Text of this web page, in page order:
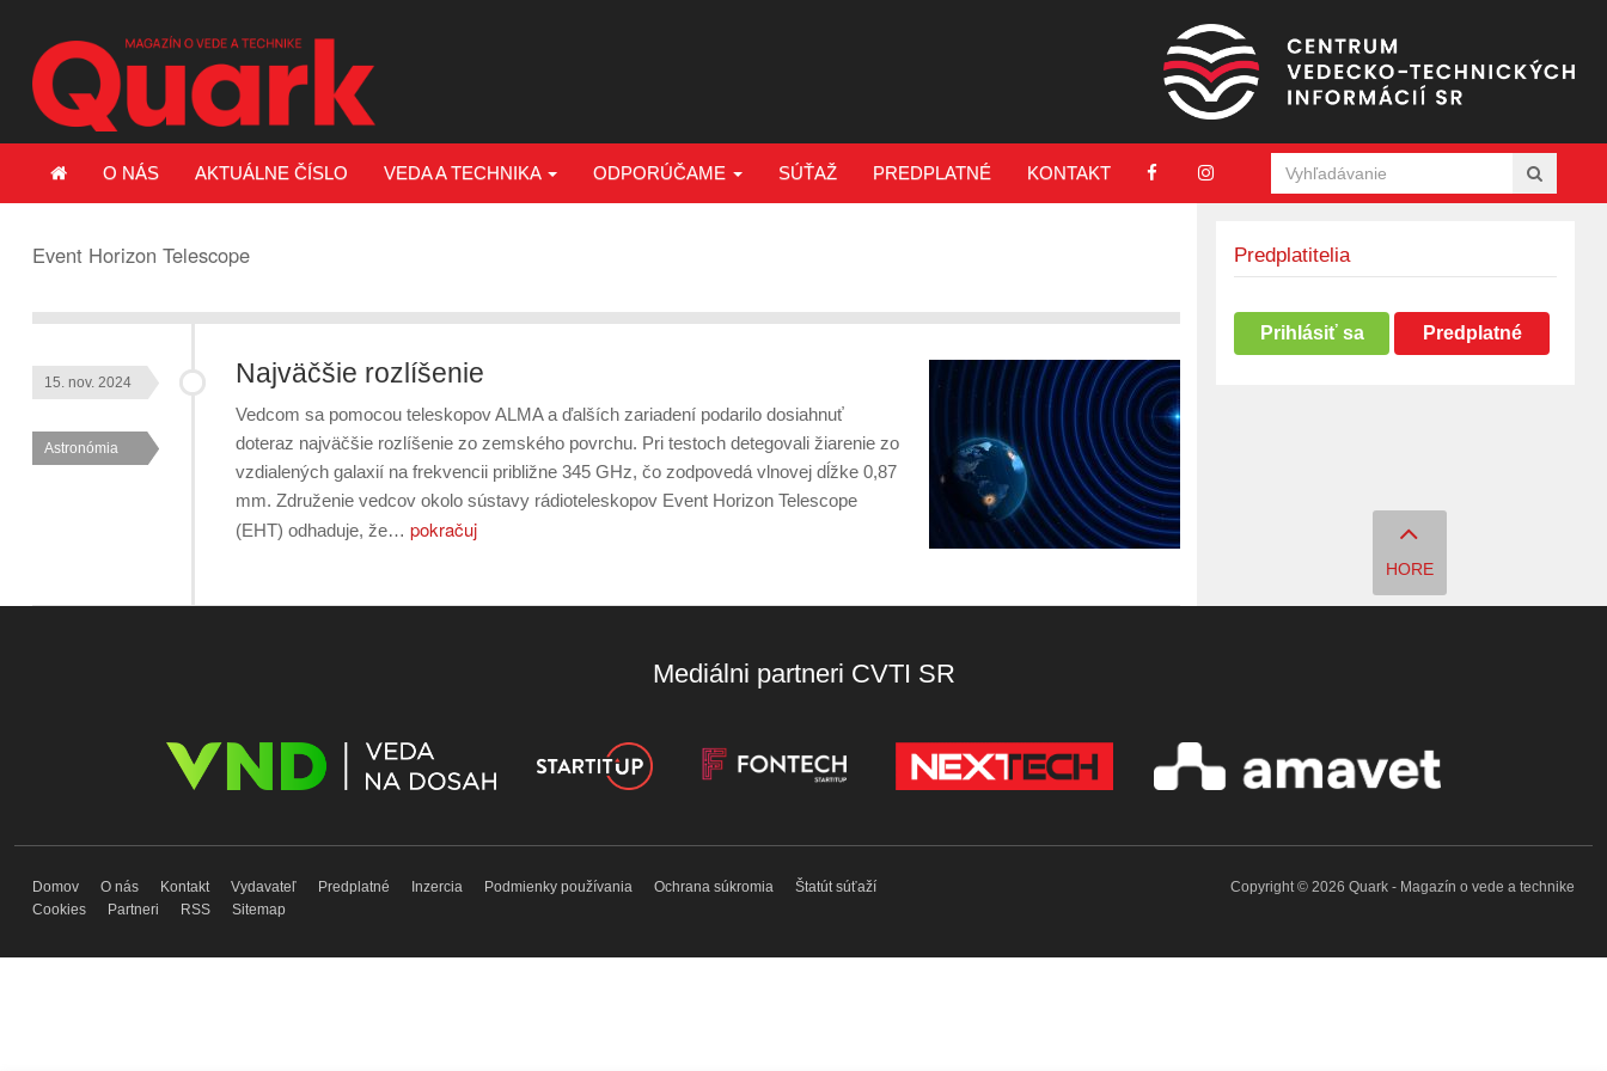
O NÁS AKTUÁLNE ČÍSLO VEDA A TECHNIKA ODPORÚČAME SÚŤAŽ PREDPLATNÉ KONTAKT
Event Horizon Telescope
Najväčšie rozlíšenie
15. nov. 2024
Astronómia
Vedcom sa pomocou teleskopov ALMA a ďalších zariadení podarilo dosiahnuť
doteraz najväčšie rozlíšenie zo zemského povrchu. Pri testoch detegovali žiarenie zo
vzdialených galaxií na frekvencii približne 345 GHz, čo zodpovedá vlnovej dĺžke 0,87
mm. Združenie vedcov okolo sústavy rádioteleskopov Event Horizon Telescope
(EHT) odhaduje, že… pokračuj
Predplatitelia
Prihlásiť sa Predplatné
HORE
Mediálni partneri CVTI SR
Domov O nás Kontakt Vydavateľ Predplatné Inzercia Podmienky používania Ochrana súkromia
Štatút súťaží
Cookies
Partneri RSS Sitemap
Copyright © 2026 Quark - Magazín o vede a technike